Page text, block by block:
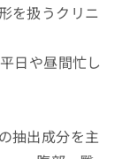
を扱うクリニ
日や昼間忙し
抽出成分を主